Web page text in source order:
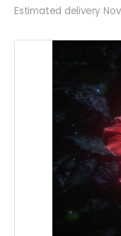
Estimated delivery